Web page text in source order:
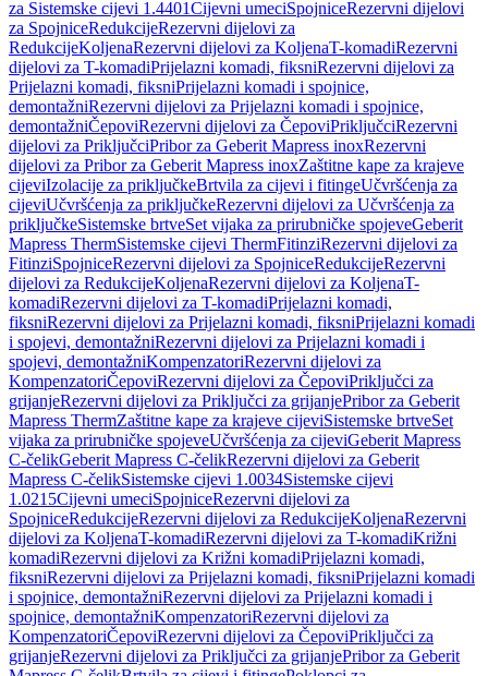
za Sistemske cijevi 1.4401Cijevni umeciSpojniceRezervni dijelovi
za SpojniceRedukcijeRezervni dijelovi za
RedukcijeKoljenaRezervni dijelovi za KoljenaT-komadiRezervni
dijelovi za T-komadiPrijelazni komadi, fiksniRezervni dijelovi za
Prijelazni komadi, fiksniPrijelazni komadi i spojnice,
demontažniRezervni dijelovi za Prijelazni komadi i spojnice,
demontažniČepoviRezervni dijelovi za ČepoviPriključciRezervni
dijelovi za PriključciPribor za Geberit Mapress inoxRezervni
dijelovi za Pribor za Geberit Mapress inoxZaštitne kape za krajeve
cijeviIzolacije za priključkeBrtvila za cijevi i fitingeUčvršćenja za
cijeviUčvršćenja za priključkeRezervni dijelovi za Učvršćenja za
priključkeSistemske brtveSet vijaka za prirubničke spojeveGeberit
Mapress ThermSistemske cijevi ThermFitinziRezervni dijelovi za
FitinziSpojniceRezervni dijelovi za SpojniceRedukcijeRezervni
dijelovi za RedukcijeKoljenaRezervni dijelovi za KoljenaT-
komadiRezervni dijelovi za T-komadiPrijelazni komadi,
fiksniRezervni dijelovi za Prijelazni komadi, fiksniPrijelazni komadi
i spojevi, demontažniRezervni dijelovi za Prijelazni komadi i
spojevi, demontažniKompenzatoriRezervni dijelovi za
KompenzatoriČepoviRezervni dijelovi za ČepoviPriključci za
grijanjeRezervni dijelovi za Priključci za grijanjePribor za Geberit
Mapress ThermZaštitne kape za krajeve cijeviSistemske brtveSet
vijaka za prirubničke spojeveUčvršćenja za cijeviGeberit Mapress
C-čelikGeberit Mapress C-čelikRezervni dijelovi za Geberit
Mapress C-čelikSistemske cijevi 1.0034Sistemske cijevi
1.0215Cijevni umeciSpojniceRezervni dijelovi za
SpojniceRedukcijeRezervni dijelovi za RedukcijeKoljenaRezervni
dijelovi za KoljenaT-komadiRezervni dijelovi za T-komadiKrižni
komadiRezervni dijelovi za Križni komadiPrijelazni komadi,
fiksniRezervni dijelovi za Prijelazni komadi, fiksniPrijelazni komadi
i spojnice, demontažniRezervni dijelovi za Prijelazni komadi i
spojnice, demontažniKompenzatoriRezervni dijelovi za
KompenzatoriČepoviRezervni dijelovi za ČepoviPriključci za
grijanjeRezervni dijelovi za Priključci za grijanjePribor za Geberit